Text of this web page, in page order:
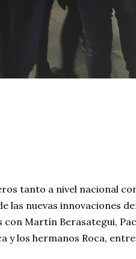
tanto a nivel nacional
las nuevas innovaciones
Martín Berasategui,
y los hermanos Roca,